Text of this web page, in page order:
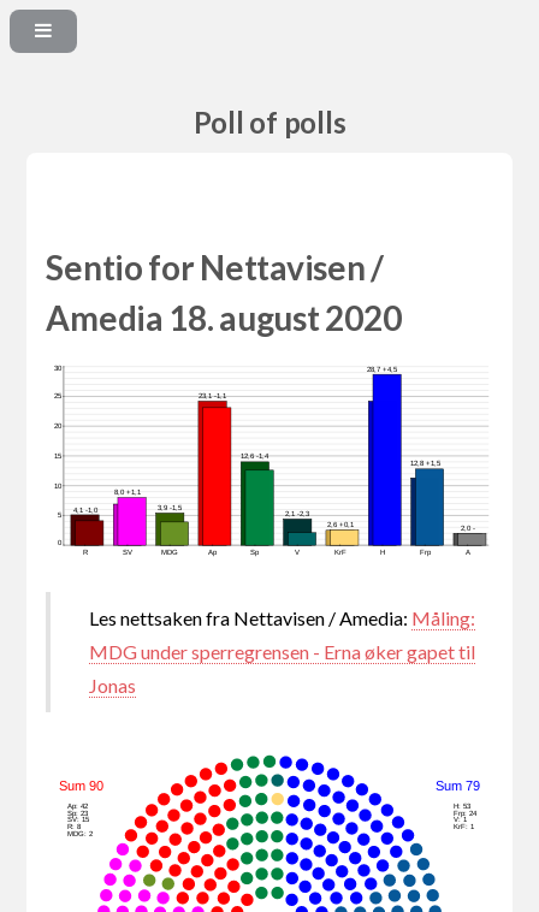
Poll of polls
Sentio for Nettavisen /
Amedia 18. august 2020
4,1 -1,0
8,0 +1,1
3,9 -1,5
23,1 -1,1
12,6 -1,4
2,1 -2,3
2,6 +0,1
28,7 +4,5
12,8 +1,5
2,0 -
R SV MDG Ap Sp V KrF H Frp A
0
5
10
15
20
25
30
Les nettsaken fra Nettavisen / Amedia: Måling:
MDG under sperregrensen - Erna øker gapet til
Jonas
Sum 90
Ap: 42
Sp: 23
SV: 15
R: 8
MDG: 2
Sum 79
H: 53
Frp: 24
V: 1
KrF: 1